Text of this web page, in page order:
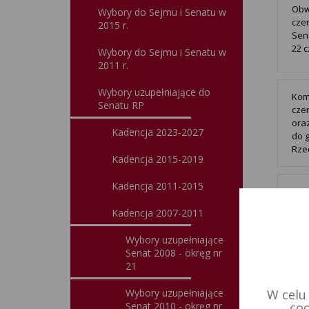
Wybory do Sejmu i Senatu w
2015 r.
Wybory do Sejmu i Senatu w
2011 r.
Wybory uzupełniające do
Senatu RP
Kadencja 2023‑2027
Kadencja 2015-2019
Kadencja 2011-2015
Kadencja 2007-2011
Wybory uzupełniające
Senat 2008 - okręg nr
21
Wybory uzupełniające
Senat 2010 - okręg nr
22
do
W